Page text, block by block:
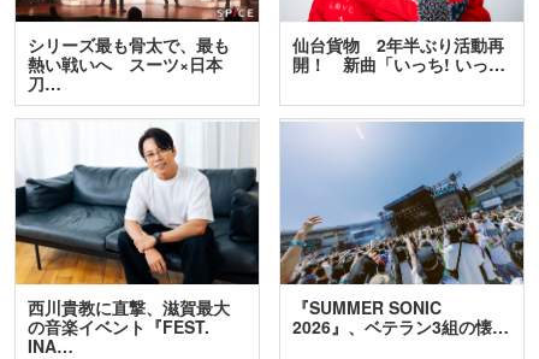
シリーズ最も骨太で、最も
熱い戦いへ スーツ×日本
刀…
仙台貨物 2年半ぶり活動再
開！ 新曲「いっち! いっ…
西川貴教に直撃、滋賀最大
の音楽イベント『FEST.
INA…
『SUMMER SONIC
2026』、ベテラン3組の懐…